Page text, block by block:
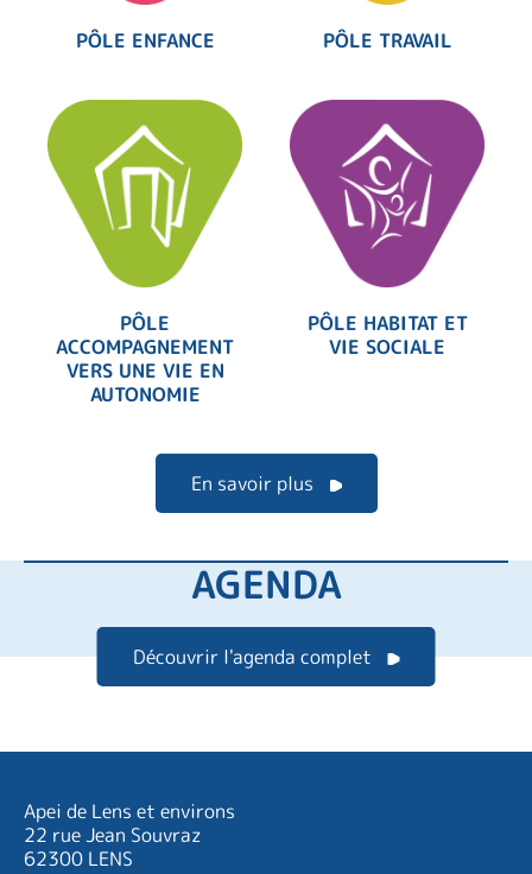
PÔLE ENFANCE PÔLE TRAVAIL
PÔLE
ACCOMPAGNEMENT
VERS UNE VIE EN
AUTONOMIE
PÔLE HABITAT ET
VIE SOCIALE
En savoir plus
AGENDA
Découvrir l'agenda complet
Apei de Lens et environs
22 rue Jean Souvraz
62300 LENS